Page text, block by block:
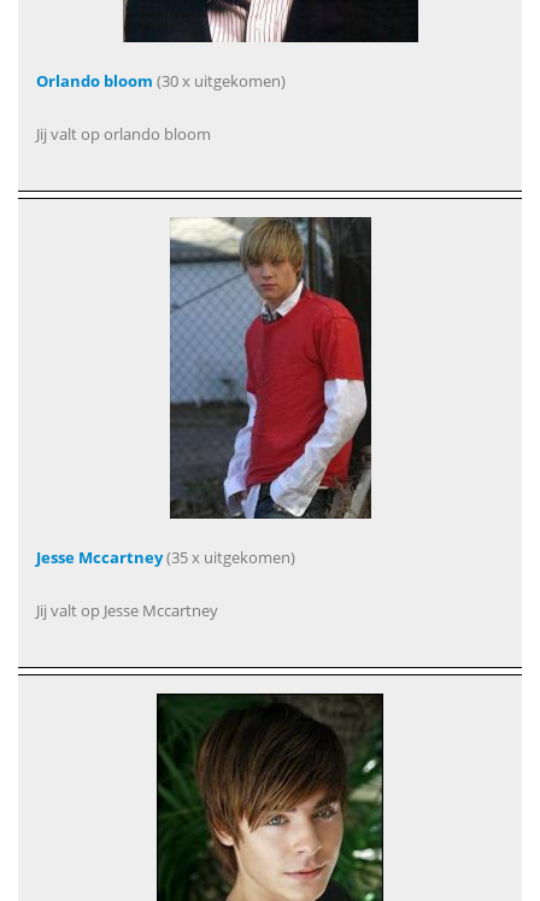
Orlando bloom (30 x uitgekomen)
Jij valt op orlando bloom
Jesse Mccartney(35 x uitgekomen)
Jij valt op Jesse Mccartney